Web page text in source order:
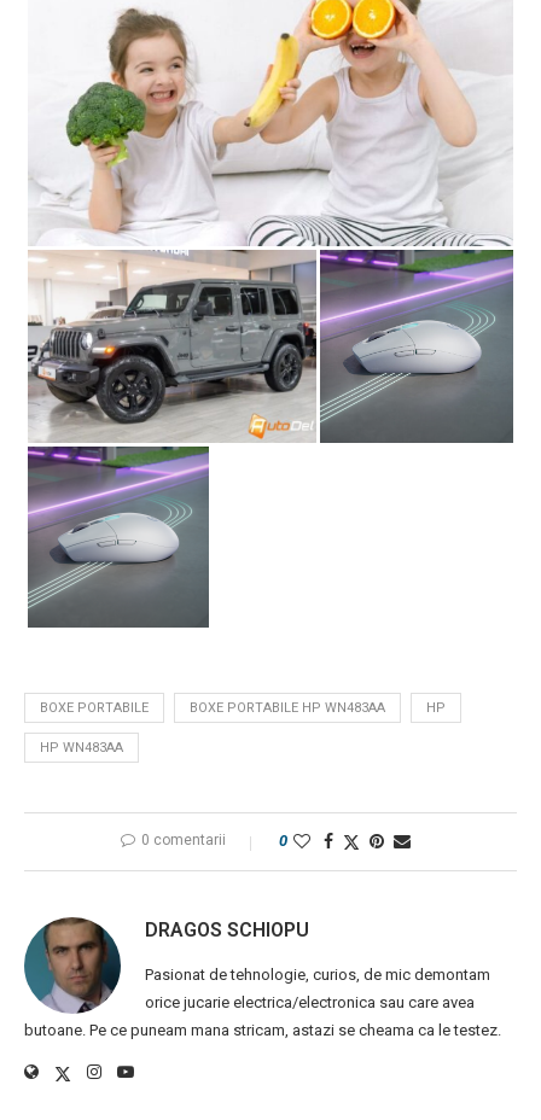
BOXE PORTABILE BOXE PORTABILE HP WN483AA HP
HP WN483AA
0 comentarii 0
DRAGOS SCHIOPU
Pasionat de tehnologie, curios, de mic demontam
orice jucarie electrica/electronica sau care avea
butoane. Pe ce puneam mana stricam, astazi se cheama ca le testez.